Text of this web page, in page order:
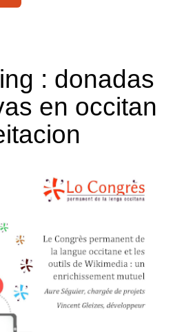
: donadas
en occitan